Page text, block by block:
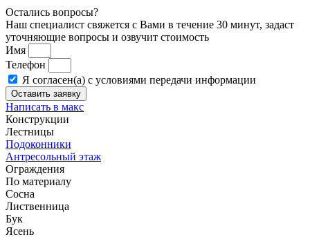
Остались вопросы?
Наш специалист свяжется с Вами в течение 30 минут, задаст
уточняющие вопросы и озвучит стоимость
Имя
Телефон
Я согласен(а) с условиями передачи информации
Оставить заявку
Написать в макс
Конструкции
Лестницы
Подоконники
Антресольный этаж
Ограждения
По материалу
Сосна
Лиственница
Бук
Ясень